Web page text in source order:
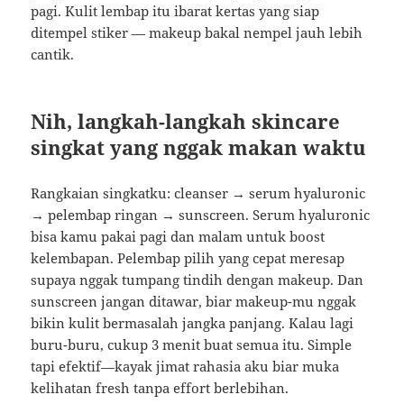
pagi. Kulit lembap itu ibarat kertas yang siap
ditempel stiker — makeup bakal nempel jauh lebih
cantik.
Nih, langkah-langkah skincare
singkat yang nggak makan waktu
Rangkaian singkatku: cleanser → serum hyaluronic
→ pelembap ringan → sunscreen. Serum hyaluronic
bisa kamu pakai pagi dan malam untuk boost
kelembapan. Pelembap pilih yang cepat meresap
supaya nggak tumpang tindih dengan makeup. Dan
sunscreen jangan ditawar, biar makeup-mu nggak
bikin kulit bermasalah jangka panjang. Kalau lagi
buru-buru, cukup 3 menit buat semua itu. Simple
tapi efektif—kayak jimat rahasia aku biar muka
kelihatan fresh tanpa effort berlebihan.